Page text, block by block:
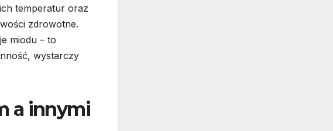
temperatur oraz
zdrowotne.
miodu – to
wystarczy
a innymi